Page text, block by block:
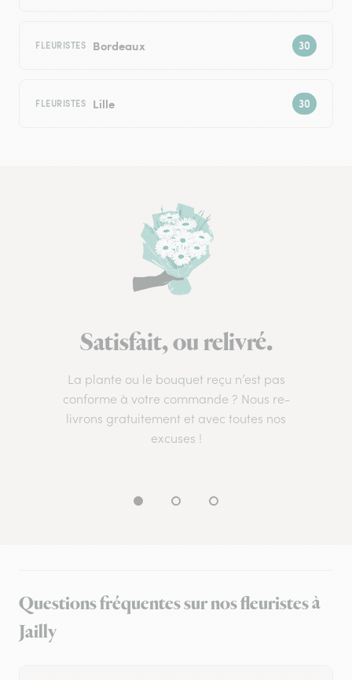
FLEURISTES Bordeaux
FLEURISTES Lille
Satisfait, ou relivré.
La plante ou le bouquet reçu n’est pas
conforme à votre commande ? Nous re-
livrons gratuitement et avec toutes nos
excuses !
Questions fréquentes sur nos fleuristes à
Jailly